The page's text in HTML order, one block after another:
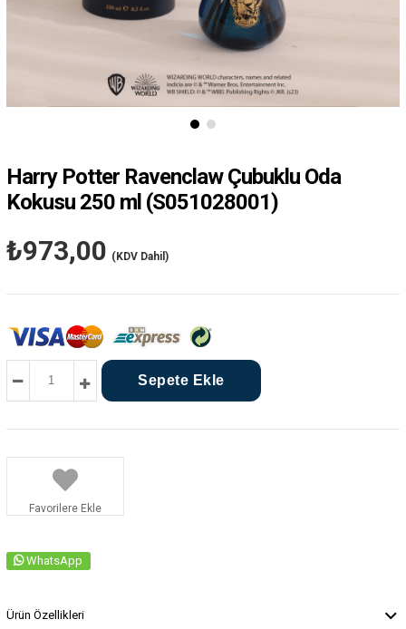
Harry Potter Ravenclaw Çubuklu Oda
Kokusu 250 ml (S051028001)
₺973,00 (KDV Dahil)
Favorilere Ekle
WhatsApp
Ürün Özellikleri